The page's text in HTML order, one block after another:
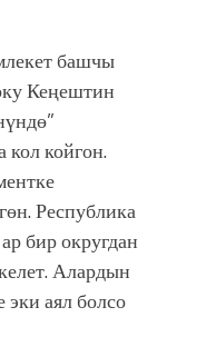
башчы
Кеңештин
койгон.
Республика
бир округдан
Алардын
аял болсо